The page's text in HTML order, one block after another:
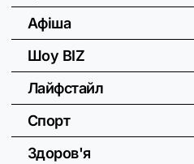
Афіша
Шоу BIZ
Лайфстайл
Спорт
Здоров'я